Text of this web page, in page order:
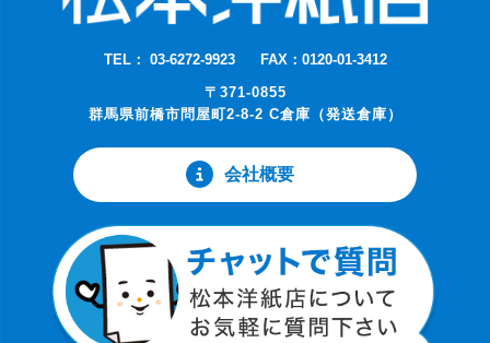
TEL： 03-6272-9923
FAX：0120-01-3412
〒371-0855
群馬県前橋市問屋町2-8-2 C倉庫（発送倉庫）
会社概要